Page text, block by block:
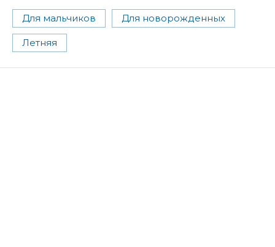
Для мальчиков Для новорожденных
Летняя